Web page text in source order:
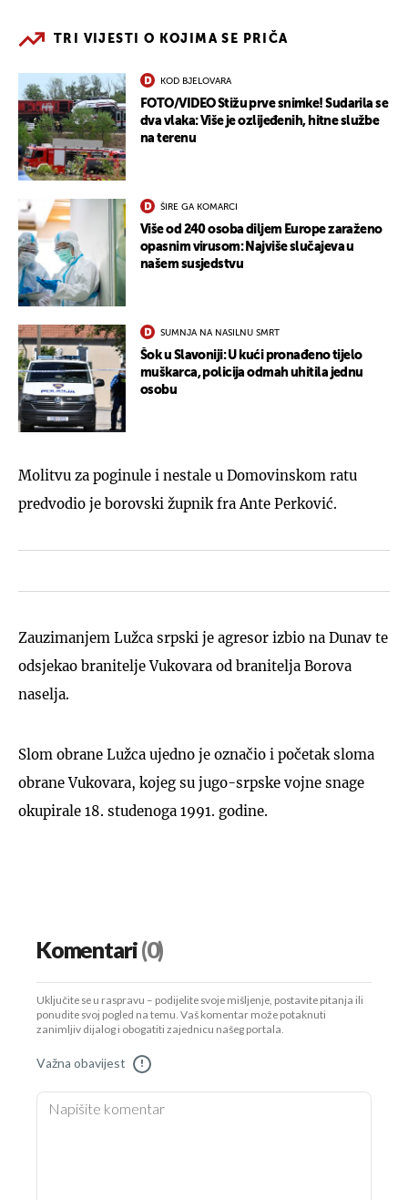
TRI VIJESTI O KOJIMA SE PRIČA
KOD BJELOVARA
FOTO/VIDEO Stižu prve snimke! Sudarila se
dva vlaka: Više je ozlijeđenih, hitne službe
na terenu
ŠIRE GA KOMARCI
Više od 240 osoba diljem Europe zaraženo
opasnim virusom: Najviše slučajeva u
našem susjedstvu
SUMNJA NA NASILNU SMRT
Šok u Slavoniji: U kući pronađeno tijelo
muškarca, policija odmah uhitila jednu
osobu
Molitvu za poginule i nestale u Domovinskom ratu
predvodio je borovski župnik fra Ante Perković.
Zauzimanjem Lužca srpski je agresor izbio na Dunav te
odsjekao branitelje Vukovara od branitelja Borova
naselja.
Slom obrane Lužca ujedno je označio i početak sloma
obrane Vukovara, kojeg su jugo-srpske vojne snage
okupirale 18. studenoga 1991. godine.
Komentari(0)
Uključite se u raspravu – podijelite svoje mišljenje, postavite pitanja ili
ponudite svoj pogled na temu. Vaš komentar može potaknuti
zanimljiv dijalog i obogatiti zajednicu našeg portala.
Važna obavijest !